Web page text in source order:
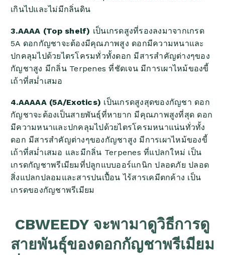
เกินไปและไม่มีกลิ่นดิน
3.AAAA (Top shelf) เป็นเกรดสูงที่รองลงมาจากเกรด
5A ดอกกัญชาจะต้องมีคุณภาพสูง ดอกมีความหนาและ
ปกคลุมไปด้วยไตรโครมทั่วทั้งดอก มีสารสำคัญต่างๆของ
กัญชาสูง มีกลิ่น Terpenes ที่ชัดเจน มีการเผาไหม้ของขี้
เถ้าที่สม่ำเสมอ
4.AAAAA (5A/Exotics) เป็นเกรดสูงสุดของกัญชา ดอก
กัญชาจะต้องเป็นสายพันธุ์ที่หายาก มีคุณภาพสูงที่สุด ดอก
มีความหนาและปกคลุมไปด้วยไตรโครมหนาแน่นทั่วทั้ง
ดอก มีสารสำคัญต่างๆของกัญชาสูง มีการเผาไหม้ของขี้
เถ้าที่สม่ำเสมอ และมีกลิ่น Terpenes ที่แปลกใหม่ เป็น
เกรดกัญชาพรีเมียมที่ปลูกแบบออร์แกนิก ปลอดภัย ปลอด
สิ่งแปลกปลอมและสารปนเปื้อน ไร้สารเคมีตกค้าง เป็น
เกรดของกัญชาพรีเมียม
CBWEEDY จะพามาดูวิธีการดู
สายพันธุ์ของดอกกัญชาพรีเมียม